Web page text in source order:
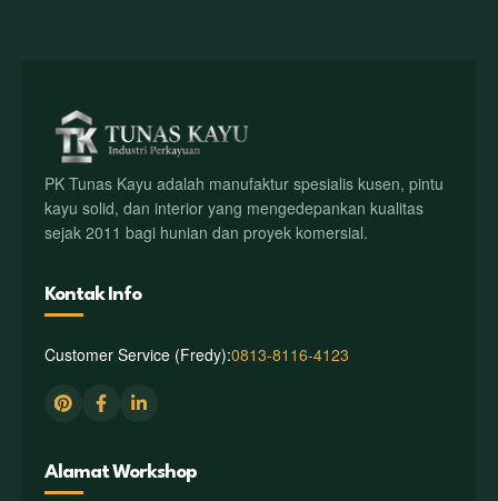
PK Tunas Kayu adalah manufaktur spesialis kusen, pintu
kayu solid, dan interior yang mengedepankan kualitas
sejak 2011 bagi hunian dan proyek komersial.
Kontak Info
Customer Service (Fredy):0813-8116-4123
Alamat Workshop